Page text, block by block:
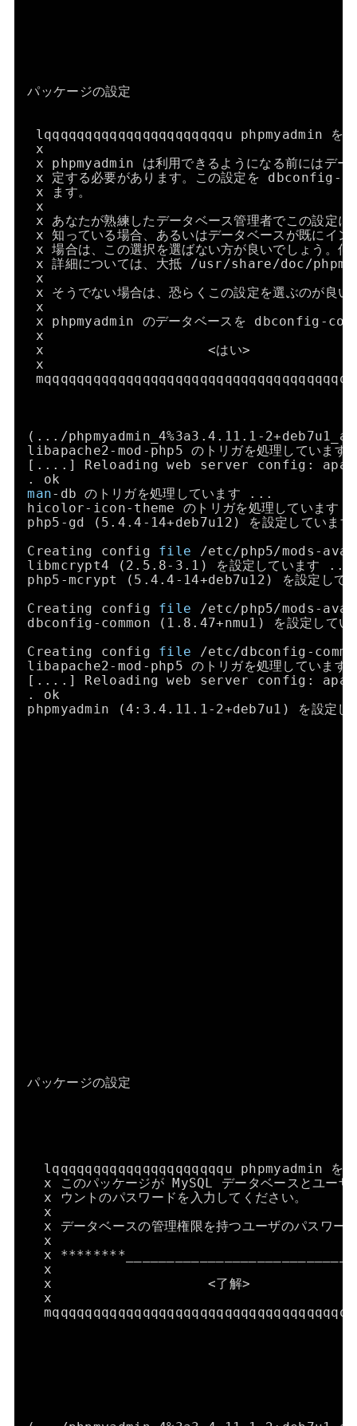
パッケージの設定
lqqqqqqqqqqqqqqqqqqqqqqu phpmyadmin を
x
x phpmyadmin は利用できるようになる前にはデー
x 定する必要があります。この設定を dbconfig-
x ます。
x
x あなたが熟練したデータベース管理者でこの設定
x 知っている場合、あるいはデータベースが既にイ
x 場合は、この選択を選ばない方が良いでしょう。
x 詳細については、大抵 /usr/share/doc/
x
x そうでない場合は、恐らくこの設定を選ぶのが良
x
x phpmyadmin のデータベースを dbconfig-
x
x                    <はい>
x
(... /phpmyadmin_4%3a3.4.11.1-
libapache2-mod-php5 のトリガを処理していま
[....] Reloading web server config:
. ok
man-db のトリガを処理しています ...
hicolor-icon-theme のトリガを処理していま
php5-gd (5.4.4-14+deb7u12) を設定していま
Creating config file
/etc/php5/mods-
libmcrypt4 (2.5.8-3.1) を設定しています ...
php5-mcrypt (5.4.4-14+deb7u12) を設定して
Creating config file
/etc/php5/mods-
dbconfig-common (1.8.47+nmu1) を設定して
Creating config file
/etc/dbconfig-
libapache2-mod-php5 のトリガを処理していま
[....] Reloading web server config:
. ok
phpmyadmin (4:3.4.11.1-2+deb7u1) を設定
パッケージの設定
lqqqqqqqqqqqqqqqqqqqqqu phpmyadmin を
x このパッケージが MySQL データベースとユー
x ウントのパスワードを入力してください。
x
x データベースの管理権限を持つユーザのパス
x
x
x
x                   <了解>
x